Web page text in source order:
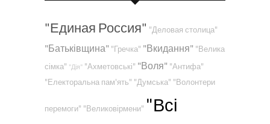
"Единая Россия" "Деловая столица"
"Батьківщина" "Гречка" "Вкидання" "Велика
сімка" "Дія" "Ахметовські" "Воля" "Антифа"
"Електоральна пам'ять" "Думська" "Волонтери
перемоги" "Великовірмени" "Всі